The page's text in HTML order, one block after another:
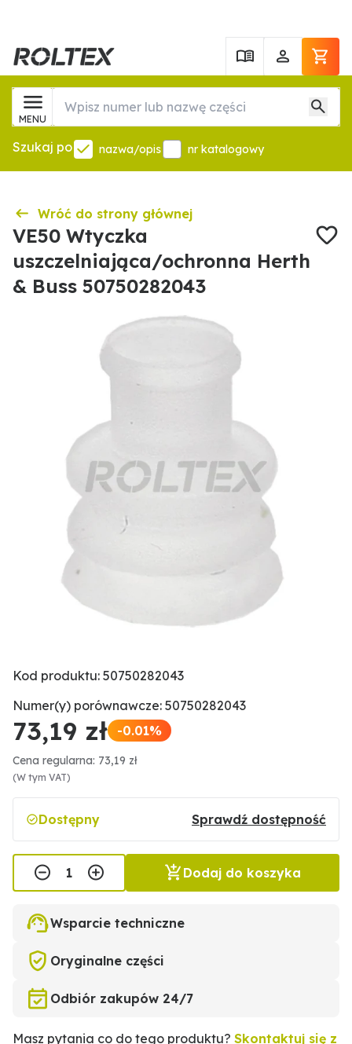
MENU
Szukaj po nazwa/opis nr katalogowy
Wróć do strony głównej
VE50 Wtyczka
uszczelniająca/ochronna Herth
& Buss 50750282043
Kod produktu: 50750282043
Numer(y) porównawcze: 50750282043
73,19 zł -0.01%
Cena regularna: 73,19 zł
(W tym VAT)
Dostępny Sprawdź dostępność
Dodaj do koszyka
Wsparcie techniczne
Oryginalne części
Odbiór zakupów 24/7
Masz pytania co do tego produktu? Skontaktuj się z